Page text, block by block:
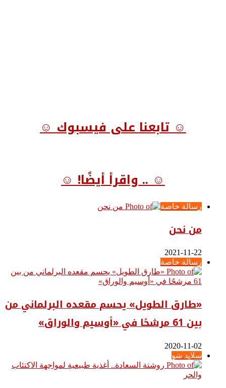
☺ تابعنا على فيسبوك ☺
☺ .. واقرأ أيضًا! ☺
رسالة خاصة
من نحن
2021-11-22
رسالة خاصة
«طارق الطويل» يحسم مقعده البرلماني من
بين 61 مرشحًا في «أوسيم والوراق»
2020-11-02
سلايد شو